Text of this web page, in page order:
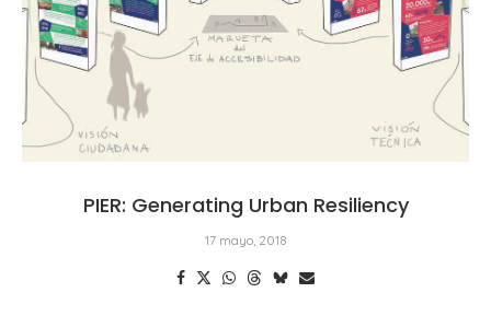
PIER: Generating Urban Resiliency
17 mayo, 2018